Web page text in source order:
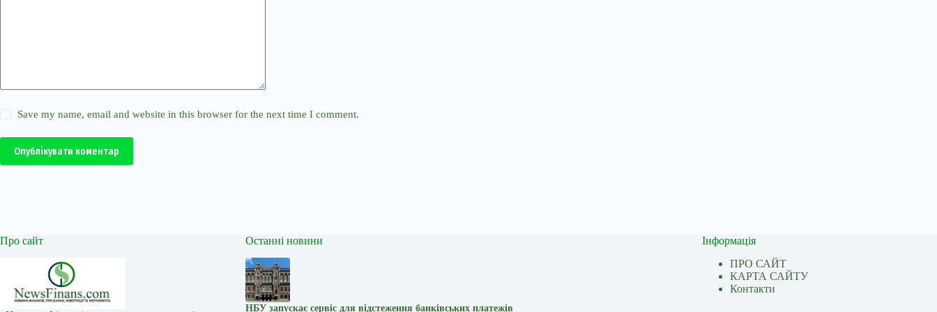
Save my name, email and website in this browser for the next time I comment.
Опублікувати коментар
Про сайт Останні новини
НБУ запускає сервіс для відстеження банківських платежів
Інформація
ПРО САЙТ
КАРТА САЙТУ
Контакти